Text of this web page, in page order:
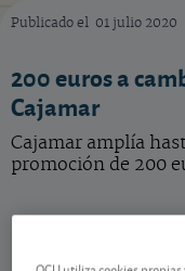
Publicado el 01 julio 2020
200 euros a
Cajamar
Cajamar amplía
promoción de 200